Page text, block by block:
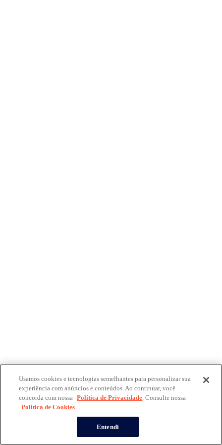
Usamos cookies e tecnologias semelhantes para personalizar sua
experiência com anúncios e conteúdos. Ao continuar, você
concorda com nossa Política de Privacidade. Consulte nossa
Política de Cookies
Entendi